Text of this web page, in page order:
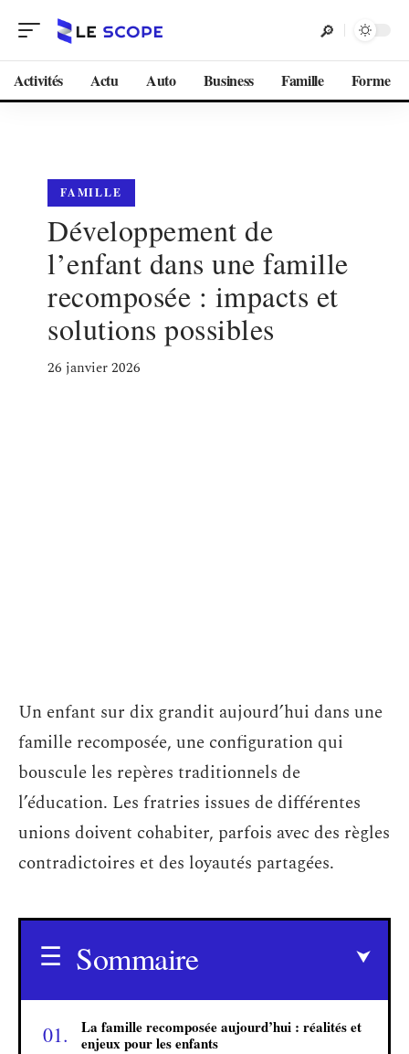
Activités Actu Auto Business Famille Forme
FAMILLE
Développement de
l’enfant dans une famille
recomposée : impacts et
solutions possibles
26 janvier 2026
Un enfant sur dix grandit aujourd’hui dans une
famille recomposée, une configuration qui
bouscule les repères traditionnels de
l’éducation. Les fratries issues de différentes
unions doivent cohabiter, parfois avec des règles
contradictoires et des loyautés partagées.
Sommaire
La famille recomposée aujourd’hui : réalités et
enjeux pour les enfants